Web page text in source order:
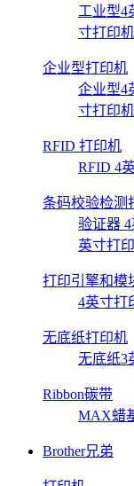
工业型4
寸打印机
企业型打印机
企业型4
寸打印机
RFID 打印机
RFID 4
条码校验检测
验证器
英寸打
打印引擎和模
4英寸打
无底纸打印机
无底纸3
Ribbon碳带
MAX蜡
Brother兄弟